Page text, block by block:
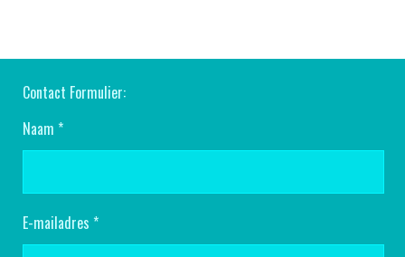
Contact Formulier:
Naam *
E-mailadres *